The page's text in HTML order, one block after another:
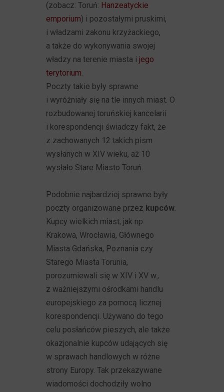
(zobacz: Toruń: Hanzeatyckie
emporium) i pozostałymi pruskimi,
i władzami zakonu krzyżackiego,
a także do wykonywania swojej
władzy na terenie miasta i jego
terytorium.
Poczty takie były sprawne
i wyróżniały się na tle innych miast. O
rozbudowanej toruńskiej kancelarii
i korespondencji świadczy fakt, że
z zachowanych 12 takich pism
wysłanych w XIV wieku, aż 10
wysłało Stare Miasto Toruń.
Podobnie najbardziej sprawne były
poczty organizowane przez kupców.
Kupcy wielkich miast, jak np.
Krakowa, Wrocławia, Głównego
Miasta Gdańska, Poznania czy
Starego Miasta Torunia,
porozumiewali się w XIV i XV w.,
z ważniejszymi ośrodkami handlu
europejskiego za pomocą licznej
korespondencji. Używano do tego
celu posłańców pieszych, ale także
okazjonalnie kupców udających się
w sprawach handlowych w różne
strony Europy. Tak przekazywane
wiadomości dochodziły wolno